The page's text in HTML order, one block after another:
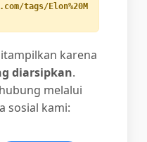
tags/Elon%20M
karena
diarsipkan.
melalui
sosial kami: